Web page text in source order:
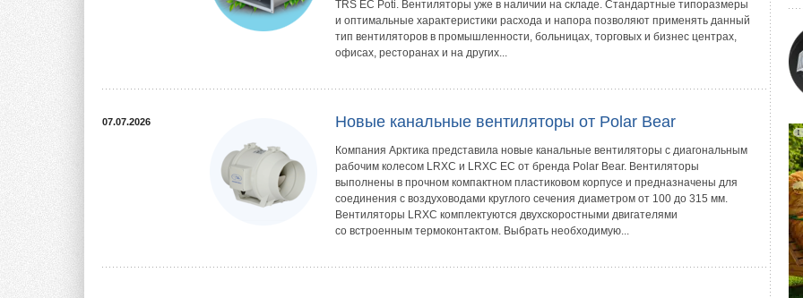
TRS EC Poti. Вентиляторы уже в наличии на складе. Стандартные типоразмеры
и оптимальные характеристики расхода и напора позволяют применять данный
тип вентиляторов в промышленности, больницах, торговых и бизнес центрах,
офисах, ресторанах и на других...
07.07.2026 Новые канальные вентиляторы от Polar Bear
Компания Арктика представила новые канальные вентиляторы с диагональным
рабочим колесом LRXC и LRXC EC от бренда Polar Bear. Вентиляторы
выполнены в прочном компактном пластиковом корпусе и предназначены для
соединения с воздуховодами круглого сечения диаметром от 100 до 315 мм.
Вентиляторы LRXC комплектуются двухскоростными двигателями
со встроенным термоконтактом. Выбрать необходимую...